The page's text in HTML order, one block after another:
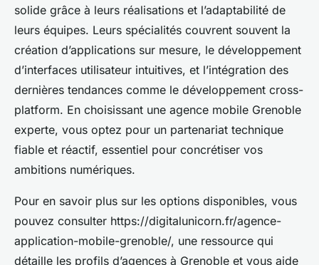
solide grâce à leurs réalisations et l’adaptabilité de
leurs équipes. Leurs spécialités couvrent souvent la
création d’applications sur mesure, le développement
d’interfaces utilisateur intuitives, et l’intégration des
dernières tendances comme le développement cross-
platform. En choisissant une agence mobile Grenoble
experte, vous optez pour un partenariat technique
fiable et réactif, essentiel pour concrétiser vos
ambitions numériques.
Pour en savoir plus sur les options disponibles, vous
pouvez consulter https://digitalunicorn.fr/agence-
application-mobile-grenoble/, une ressource qui
détaille les profils d’agences à Grenoble et vous aide